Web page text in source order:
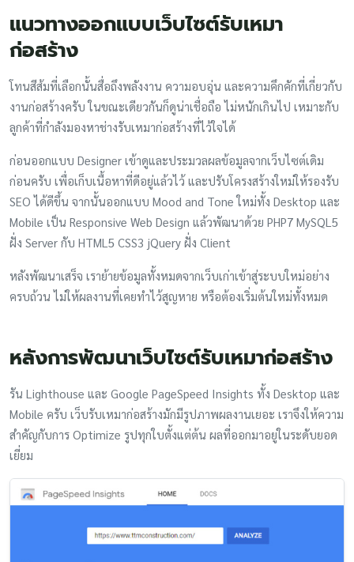
แนวทางออกแบบเว็บไซต์รับเหมา
ก่อสร้าง
โทนสีส้มที่เลือกนั้นสื่อถึงพลังงาน ความอบอุ่น และความคึกคักที่เกี่ยวกับ
งานก่อสร้างครับ ในขณะเดียวกันก็ดูน่าเชื่อถือ ไม่หนักเกินไป เหมาะกับ
ลูกค้าที่กำลังมองหาช่างรับเหมาก่อสร้างที่ไว้ใจได้
ก่อนออกแบบ Designer เข้าดูและประมวลผลข้อมูลจากเว็บไซต์เดิม
ก่อนครับ เพื่อเก็บเนื้อหาที่ดีอยู่แล้วไว้ และปรับโครงสร้างใหม่ให้รองรับ
SEO ได้ดีขึ้น จากนั้นออกแบบ Mood and Tone ใหม่ทั้ง Desktop และ
Mobile เป็น Responsive Web Design แล้วพัฒนาด้วย PHP7 MySQL5
ฝั่ง Server กับ HTML5 CSS3 jQuery ฝั่ง Client
หลังพัฒนาเสร็จ เราย้ายข้อมูลทั้งหมดจากเว็บเก่าเข้าสู่ระบบใหม่อย่าง
ครบถ้วน ไม่ให้ผลงานที่เคยทำไว้สูญหาย หรือต้องเริ่มต้นใหม่ทั้งหมด
หลังการพัฒนาเว็บไซต์รับเหมาก่อสร้าง
รัน Lighthouse และ Google PageSpeed Insights ทั้ง Desktop และ
Mobile ครับ เว็บรับเหมาก่อสร้างมักมีรูปภาพผลงานเยอะ เราจึงให้ความ
สำคัญกับการ Optimize รูปทุกใบตั้งแต่ต้น ผลที่ออกมาอยู่ในระดับยอด
เยี่ยม